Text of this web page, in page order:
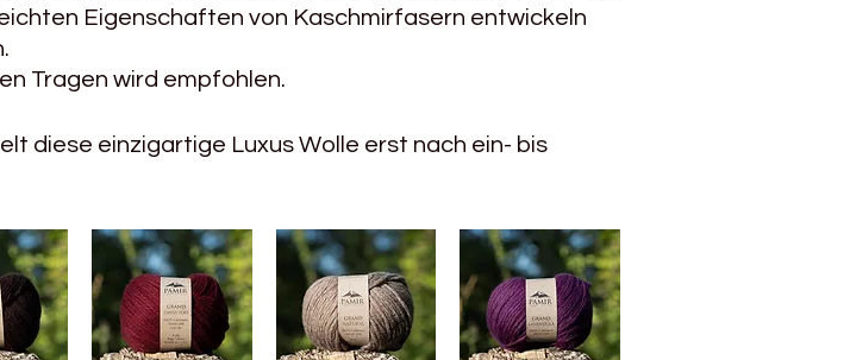
Eigenschaften von Kaschmirfasern entwickeln
Tragen wird empfohlen.
diese einzigartige Luxus Wolle erst nach ein- bis